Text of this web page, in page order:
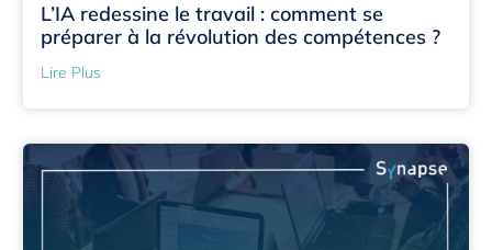
L’IA redessine le travail : comment se
préparer à la révolution des compétences ?
Lire Plus